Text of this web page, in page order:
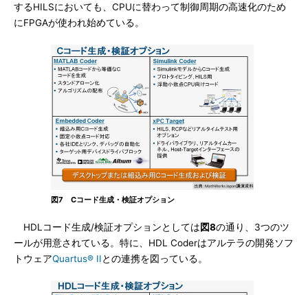
するHILSにおいても、CPUに替わって制御周期の高速化のため
にFPGAが使われ始めている。
図7 Cコード生成・検証オプション
HDLコード生成/検証オプションとしては図8の通り、3つのツ
ールが用意されている。特に、HDL Coderはアルテラの開発ソフ
トウェアQuartus® IIとの連携を図っている。